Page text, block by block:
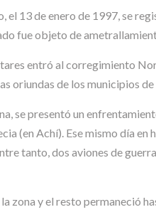
el 13 de enero de 1997, se
fue objeto de
entró al corregimiento
oriundas de los municipios
se presentó un
(en Achí). Ese mismo día
tanto, dos aviones de
zona y el resto permaneció